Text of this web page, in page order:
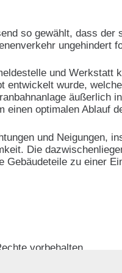
so gewählt, dass der
ungehindert
und Werkstatt
wurde,
äußerlich
optimalen Ablauf
und Neigungen,
Die
Gebäudeteile zu einer
vorbehalten.